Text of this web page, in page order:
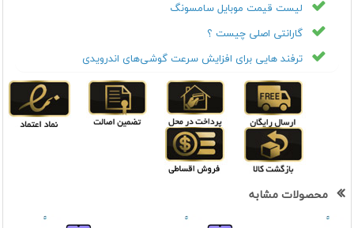
لیست قیمت موبایل سامسونگ
گارانتی اصلی چیست ؟
ترفند هایی برای افزایش سرعت گوشی‌های اندرویدی
محصولات مشابه